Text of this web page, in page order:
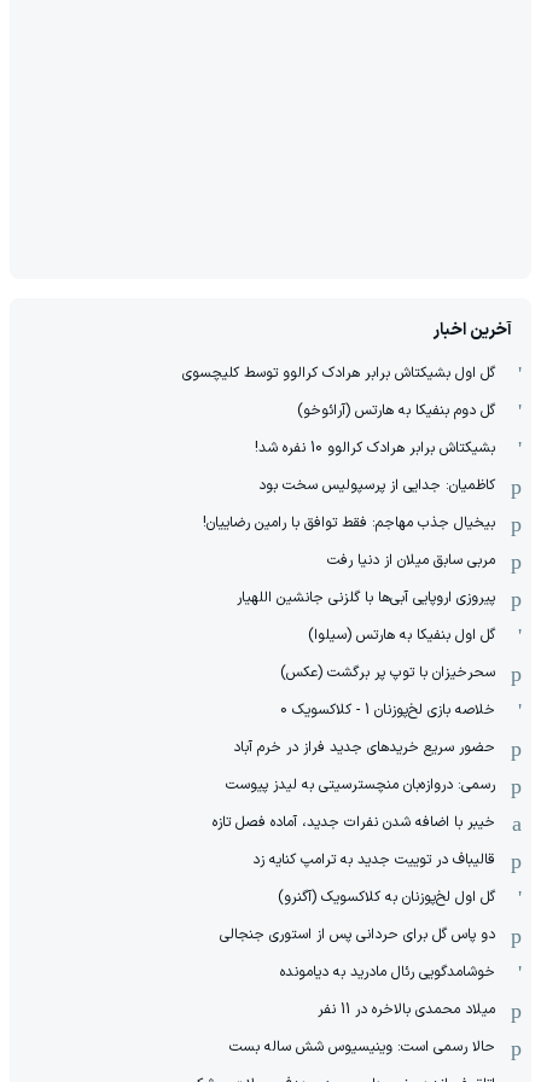
آخرین اخبار
گل اول بشیکتاش برابر هرادک کرالوو توسط کلیچسوی
گل دوم بنفیکا به هارتس (آرائوخو)
بشیکتاش برابر هرادک کرالوو 10 نفره شد!
کاظمیان: جدایی از پرسپولیس سخت بود
بیخیال جذب مهاجم: فقط توافق با رامین رضاییان!
مربی سابق میلان از دنیا رفت
پیروزی اروپایی آبی‌ها با گلزنی جانشین اللهیار
گل اول بنفیکا به هارتس (سیلوا)
سحرخیزان با توپ پر برگشت (عکس)
خلاصه بازی لخ‌پوزنان 1 - کلاکسویک 0
حضور سریع خریدهای جدید فراز در خرم آباد
رسمی: دروازه‌بان منچسترسیتی به لیدز پیوست
خیبر با اضافه شدن نفرات جدید، آماده فصل تازه
قالیباف در توییت جدید به ترامپ کنایه زد
گل اول لخ‌پوزنان به کلاکسویک (آگنرو)
دو پاس گل برای حردانی پس از استوری جنجالی
خوشامدگویی رئال مادرید به دیامونده
میلاد محمدی بالاخره در 11 نفر
حالا رسمی است: وینیسیوس شش ساله بست